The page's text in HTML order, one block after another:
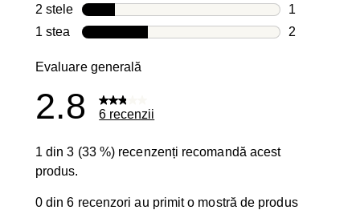
0 recenzii
2 stele stele
1
1 recenzie
1 stea stele
2
Evaluare generală
2.8 6 recenzii
1 din 3 (33 %) recenzenți recomandă acest
produs.
0 din 6 recenzori au primit o mostră de produs